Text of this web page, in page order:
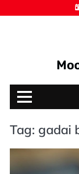
to
Tag: gadai